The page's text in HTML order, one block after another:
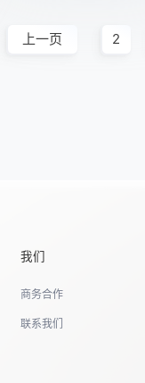
上一页 2
我们
商务合作
联系我们